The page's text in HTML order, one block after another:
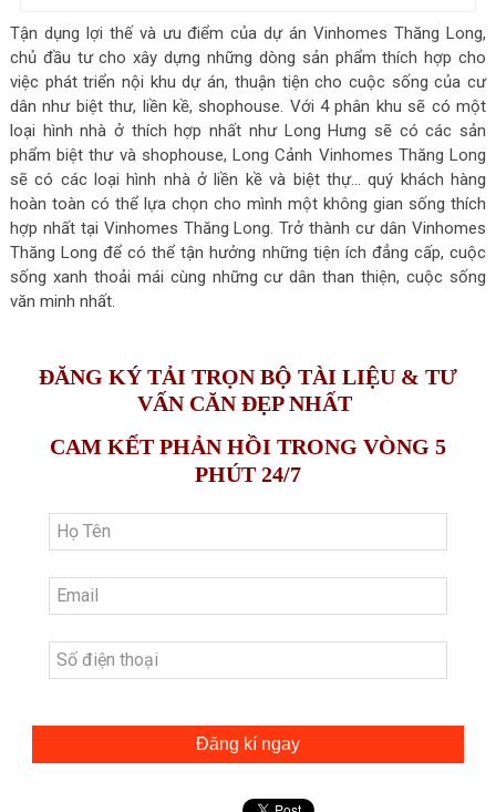
Tận dụng lợi thế và ưu điểm của dự án Vinhomes Thăng Long,
chủ đầu tư cho xây dựng những dòng sản phẩm thích hợp cho
việc phát triển nội khu dự án, thuận tiện cho cuộc sống của cư
dân như biệt thư, liền kề, shophouse. Với 4 phân khu sẽ có một
loại hình nhà ở thích hợp nhất như Long Hưng sẽ có các sản
phẩm biệt thư và shophouse, Long Cảnh Vinhomes Thăng Long
sẽ có các loại hình nhà ở liền kề và biệt thự… quý khách hàng
hoàn toàn có thể lựa chọn cho mình một không gian sống thích
hợp nhất tại Vinhomes Thăng Long. Trở thành cư dân Vinhomes
Thăng Long để có thể tận hưởng những tiện ích đẳng cấp, cuộc
sống xanh thoải mái cùng những cư dân than thiện, cuộc sống
văn minh nhất.
ĐĂNG KÝ TẢI TRỌN BỘ TÀI LIỆU & TƯ
VẤN CĂN ĐẸP NHẤT
CAM KẾT PHẢN HỒI TRONG VÒNG 5
PHÚT 24/7
Đăng kí ngay